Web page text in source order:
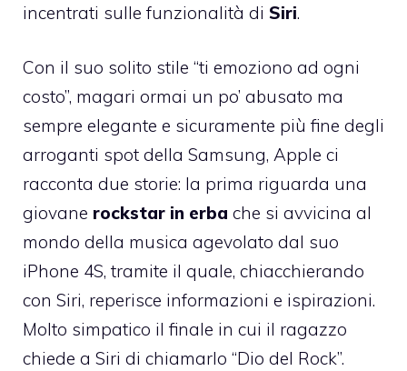
incentrati sulle funzionalità di Siri.
Con il suo solito stile “ti emoziono ad ogni
costo”, magari ormai un po’ abusato ma
sempre elegante e sicuramente più fine degli
arroganti spot della Samsung, Apple ci
racconta due storie: la prima riguarda una
giovane rockstar in erba che si avvicina al
mondo della musica agevolato dal suo
iPhone 4S, tramite il quale, chiacchierando
con Siri, reperisce informazioni e ispirazioni.
Molto simpatico il finale in cui il ragazzo
chiede a Siri di chiamarlo “Dio del Rock”.